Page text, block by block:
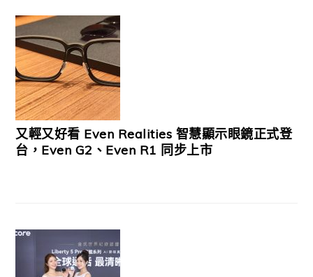
又輕又好看 Even Realities 智慧顯示眼鏡正式登
台，Even G2、Even R1 同步上市